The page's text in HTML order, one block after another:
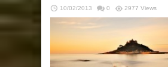
10/02/2013 0 2977 Views